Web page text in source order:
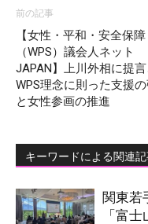
前の記事
【女性・平和・安全保障
（WPS）議会人ネット
JAPAN】上川外相に提言
WPS理念に則った支援
と女性参画の推進
キーワードによる関連
関東若
「富